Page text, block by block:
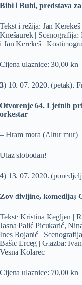
Bibi i Bubi, predstava
Tekst i režija: Jan
Knešaurek |
i Jan Kerekeš |
Cijena ulaznice: 30,00 kn
3) 10. 07. 2020. (petak),
Otvorenje 64. Ljetnih
orkestar
– Hram mora (Altur mur)
Ulaz slobodan!
4) 13. 07. 2020.
Zov divljine, komedija;
Tekst: Kristina Kegljen |
Jasna Palić Picukarić,
Ines Bojanić |
Bašić Erceg | Glazba:
Vesna Kolarec
Cijena ulaznice: 70,00 kn